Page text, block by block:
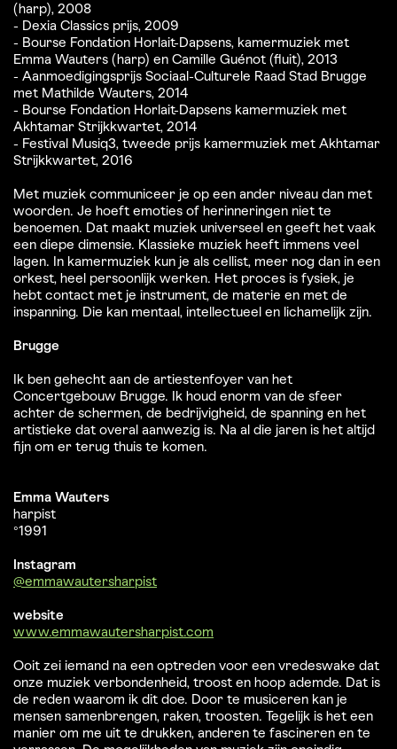
(harp), 2008
- Dexia Classics prijs, 2009
- Bourse Fondation Horlait-Dapsens, kamermuziek met
Emma Wauters (harp) en Camille Guénot (fluit), 2013
- Aanmoedigingsprijs Sociaal-Culturele Raad Stad Brugge
met Mathilde Wauters, 2014
- Bourse Fondation Horlait-Dapsens kamermuziek met
Akhtamar Strijkkwartet, 2014
- Festival Musiq3, tweede prijs kamermuziek met Akhtamar
Strijkkwartet, 2016
Met muziek communiceer je op een ander niveau dan met
woorden. Je hoeft emoties of herinneringen niet te
benoemen. Dat maakt muziek universeel en geeft het vaak
een diepe dimensie. Klassieke muziek heeft immens veel
lagen. In kamermuziek kun je als cellist, meer nog dan in een
orkest, heel persoonlijk werken. Het proces is fysiek, je
hebt contact met je instrument, de materie en met de
inspanning. Die kan mentaal, intellectueel en lichamelijk zijn.
Brugge
Ik ben gehecht aan de artiestenfoyer van het
Concertgebouw Brugge. Ik houd enorm van de sfeer
achter de schermen, de bedrijvigheid, de spanning en het
artistieke dat overal aanwezig is. Na al die jaren is het altijd
fijn om er terug thuis te komen.
Emma Wauters
harpist
°1991
Instagram
@emmawautersharpist
website
www.emmawautersharpist.com
Ooit zei iemand na een optreden voor een vredeswake dat
onze muziek verbondenheid, troost en hoop ademde. Dat is
de reden waarom ik dit doe. Door te musiceren kan je
mensen samenbrengen, raken, troosten. Tegelijk is het een
manier om me uit te drukken, anderen te fascineren en te